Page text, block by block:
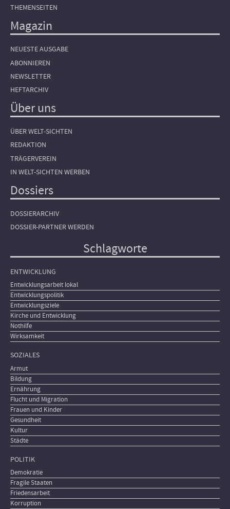
THEMENSEITEN
Magazin
NEUESTE AUSGABE
ABONNIEREN
NEWSLETTER
HEFTARCHIV
Über uns
ÜBER WELT-SICHTEN
REDAKTION
TRÄGERVEREIN
IN WELT-SICHTEN WERBEN
Dossiers
DOSSIERARCHIV
DOSSIER-PARTNER WERDEN
Schlagworte
ENTWICKLUNG
Entwicklungsarbeit lokal
Entwicklungspolitik
Entwicklungsziele
Kirche und Entwicklung
Nothilfe
Wirksamkeit
SOZIALES
Armut
Bildung
Ernährung
Flucht und Migration
Frauen und Kinder
Gesundheit
Kultur
Städte
POLITIK
Demokratie
Fragile Staaten
Friedensarbeit
Korruption